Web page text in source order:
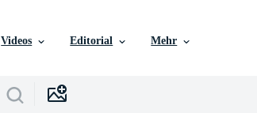
Videos Editorial Mehr